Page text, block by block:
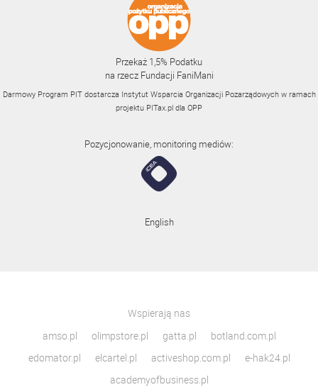
Przekaż 1,5% Podatku
na rzecz Fundacji FaniMani
Darmowy Program PIT dostarcza Instytut Wsparcia Organizacji Pozarządowych w ramach
projektu PITax.pl dla OPP
Pozycjonowanie, monitoring mediów:
English
Wspierają nas
amso.pl
olimpstore.pl gatta.pl
botland.com.pl
edomator.pl
elcartel.pl activeshop.com.pl
e-hak24.pl
academyofbusiness.pl